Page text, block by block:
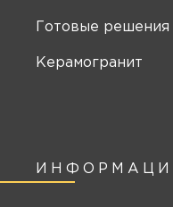
Готовые решения
Керамогранит